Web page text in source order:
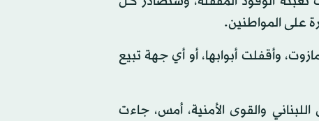
على المواطنين.
وأقفلت أبوابها، أو أي جهة تبيع
والقوى الأمنية، أمس، جاءت